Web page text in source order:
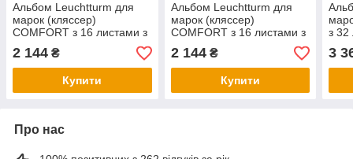
Альбом Leuchtturm для
марок (кляссер)
COMFORT з 16 листами з
чорного картону, А4,
ватована обкладинка,
2 144 ₴
Купити
Альбом Leuchtturm для
марок (кляссер)
COMFORT з 16 листами з
чорного картону, А4,
ватована обкладинка,
чорний
2 144₴
Купити
з 32
3
Про нас